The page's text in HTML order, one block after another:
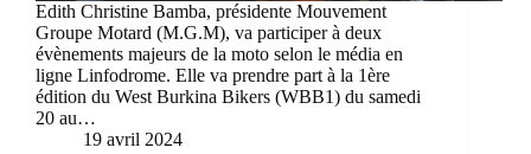
Edith Christine Bamba, présidente Mouvement
Groupe Motard (M.G.M), va participer à deux
évènements majeurs de la moto selon le média en
ligne Linfodrome. Elle va prendre part à la 1ère
édition du West Burkina Bikers (WBB1) du samedi
20 au…
19 avril 2024